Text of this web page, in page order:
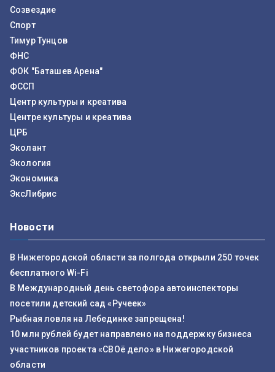
Созвездие
Спорт
Тимур Тунцов
ФНС
ФОК "Баташев Арена"
ФССП
Центр культуры и креатива
Центре культуры и креатива
ЦРБ
Эколант
Экология
Экономика
ЭксЛибрис
Новости
В Нижегородской области за полгода открыли 250 точек
бесплатного Wi-Fi
В Международный день светофора автоинспекторы
посетили детский сад «Ручеек»
Рыбная ловля на Лебединке запрещена!
10 млн рублей будет направлено на поддержку бизнеса
участников проекта «СВОё дело» в Нижегородской
области